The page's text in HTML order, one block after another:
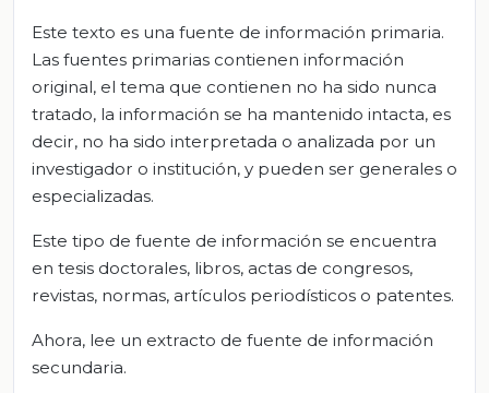
Este texto es una fuente de información primaria.
Las fuentes primarias contienen información
original, el tema que contienen no ha sido nunca
tratado, la información se ha mantenido intacta, es
decir, no ha sido interpretada o analizada por un
investigador o institución, y pueden ser generales o
especializadas.
Este tipo de fuente de información se encuentra
en tesis doctorales, libros, actas de congresos,
revistas, normas, artículos periodísticos o patentes.
Ahora, lee un extracto de fuente de información
secundaria.